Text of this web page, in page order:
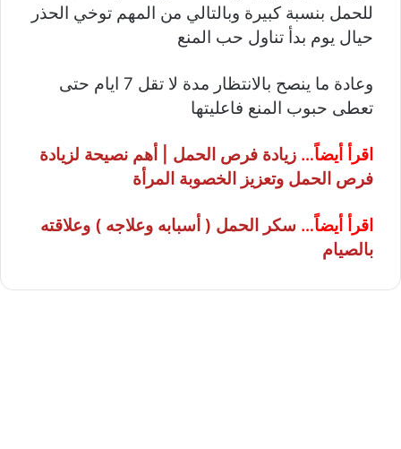
للحمل بنسبة كبيرة وبالتالي من المهم توخي الحذر
حيال يوم بدأ تناول حب المنع
وعادة ما ينصح بالانتظار مدة لا تقل 7 ايام حتى
تعطى حبوب المنع فاعليتها
اقرأ أيضاً… زيادة فرص الحمل | أهم نصيحة لزيادة
فرص الحمل وتعزيز الخصوبة المرأة
اقرأ أيضاً… سكر الحمل ( أسبابه وعلاجه ) وعلاقته
بالصيام